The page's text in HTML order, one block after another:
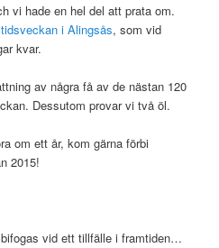
vi hade en hel del att prata om.
i Alingsås, som vid
kvar.
av några få av de nästan 120
Dessutom provar vi två öl.
om ett år, kom gärna förbi
2015!
vid ett tillfälle i framtiden…